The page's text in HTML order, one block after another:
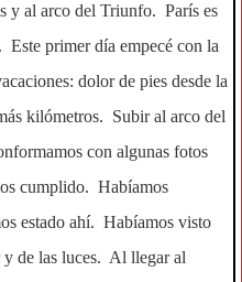
y al arco del Triunfo. París es
Este primer día empecé con la
dolor de pies desde la
kilómetros. Subir al arco del
con algunas fotos
cumplido. Habíamos
estado ahí. Habíamos visto
y de las luces. Al llegar al